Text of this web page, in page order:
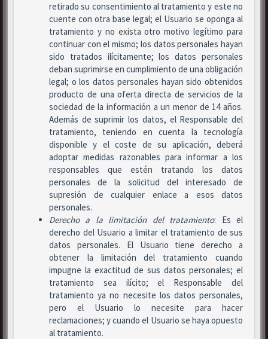
retirado su consentimiento al tratamiento y este no
cuente con otra base legal; el Usuario se oponga al
tratamiento y no exista otro motivo legítimo para
continuar con el mismo; los datos personales hayan
sido tratados ilícitamente; los datos personales
deban suprimirse en cumplimiento de una obligación
legal; o los datos personales hayan sido obtenidos
producto de una oferta directa de servicios de la
sociedad de la información a un menor de 14 años.
Además de suprimir los datos, el Responsable del
tratamiento, teniendo en cuenta la tecnología
disponible y el coste de su aplicación, deberá
adoptar medidas razonables para informar a los
responsables que estén tratando los datos
personales de la solicitud del interesado de
supresión de cualquier enlace a esos datos
personales.
Derecho a la limitación del tratamiento: Es el
derecho del Usuario a limitar el tratamiento de sus
datos personales. El Usuario tiene derecho a
obtener la limitación del tratamiento cuando
impugne la exactitud de sus datos personales; el
tratamiento sea ilícito; el Responsable del
tratamiento ya no necesite los datos personales,
pero el Usuario lo necesite para hacer
reclamaciones; y cuando el Usuario se haya opuesto
al tratamiento.